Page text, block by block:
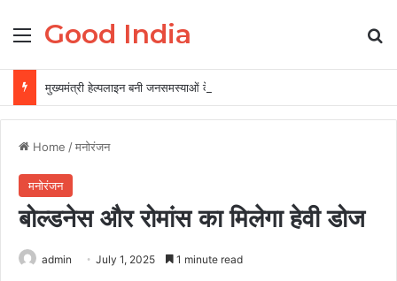
Menu
Good India
मुख्यमंत्री हेल्पलाइन बनी जनसमस्याओं के त्वरित समाधान की प्रभावी व्यवस्था
Home /मनोरंजन
मनोरंजन
बोल्डनेस और रोमांस का मिलेगा हेवी डोज
admin July 1, 2025 1 minute read